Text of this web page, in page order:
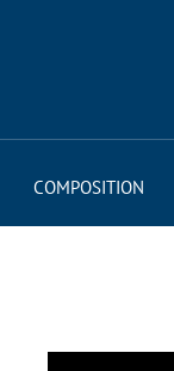
COMPOSITION